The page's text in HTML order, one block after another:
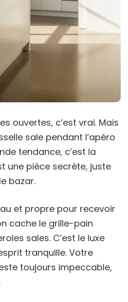
ouvertes, c’est vrai. Mais
sale pendant l’apéro
tendance, c’est la
une pièce secrète, juste
bazar.
et propre pour recevoir
cache le grille-pain
sales. C’est le luxe
tranquille. Votre
toujours impeccable,